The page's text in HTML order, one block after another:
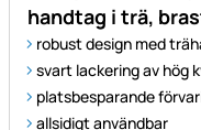
handtag i trä,
robust design med
svart lackering av hög
platsbesparande
allsidigt användbar